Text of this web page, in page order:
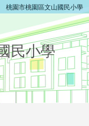
桃園市桃園區文山國民小學
民小學